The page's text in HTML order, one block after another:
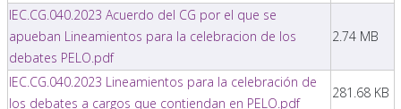
IEC.CG.040.2023 Acuerdo del CG por el que se
apueban Lineamientos para la celebracion de los
debates PELO.pdf
2.74 MB
IEC.CG.040.2023 Lineamientos para la celebración de
los debates a cargos que contiendan en PELO.pdf
281.68 KB